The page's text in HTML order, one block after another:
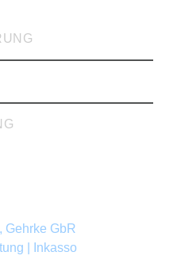
Gehrke GbR
| Inkasso